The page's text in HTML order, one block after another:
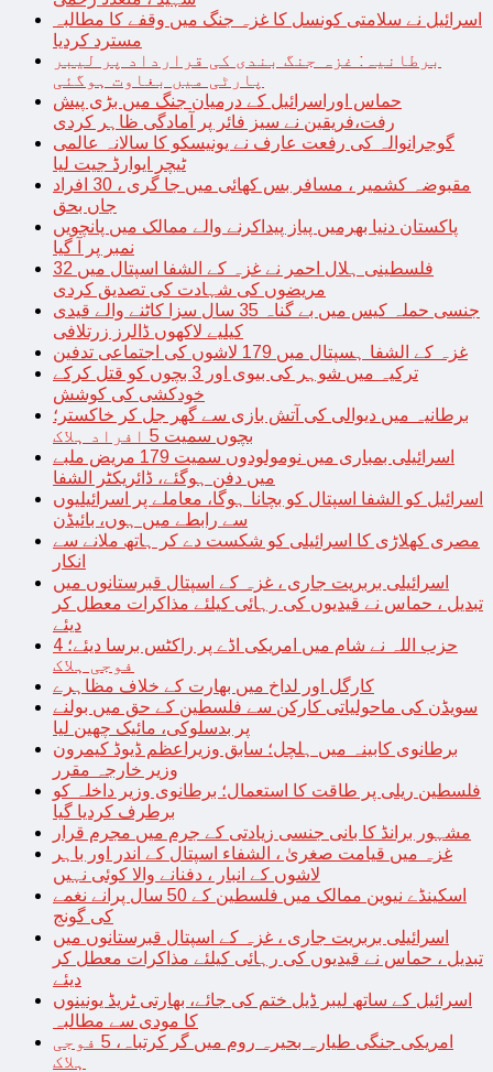
اسرائیل نے سلامتی کونسل کا غزہ جنگ میں وقفے کا مطالبہ
مسترد کردیا
برطانیہ: غزہ جنگ بندی کی قرارداد پر لیبر
پارٹی میں بغاوت ہوگئی
حماس اوراسرائیل کے درمیان جنگ میں بڑی پیش
رفت،فریقین نے سیز فائر پر آمادگی ظاہر کردی
گوجرانوالہ کی رفعت عارف نے یونیسکو کا سالانہ عالمی
ٹیچر ایوارڈ جیت لیا
مقبوضہ کشمیر ، مسافر بس کھائی میں جا گری ، 30 افراد
جاں بحق
پاکستان دنیا بھرمیں پیاز پیداکرنے والے ممالک میں پانچویں
نمبر پر آ گیا
فلسطینی ہلال احمر نے غزہ کے الشفا اسپتال میں 32
مریضوں کی شہادت کی تصدیق کردی
جنسی حملہ کیس میں بے گناہ 35 سال سزا کاٹنے والے قیدی
کیلیے لاکھوں ڈالرز زرتلافی
غزہ کے الشفا ہسپتال میں 179 لاشوں کی اجتماعی تدفین
ترکیہ میں شوہر کی بیوی اور 3 بچوں کو قتل کرکے
خودکشی کی کوشش
برطانیہ میں دیوالی کی آتش بازی سے گھر جل کر خاکستر؛
بچوں سمیت 5 افراد ہلاک
اسرائیلی بمباری میں نومولودوں سمیت 179 مریض ملبے
میں دفن ہوگئے، ڈائریکٹر الشفا
اسرائیل کو الشفا اسپتال کو بچانا ہوگا، معاملے پر اسرائیلیوں
سے رابطے میں ہوں، بائیڈن
مصری کھلاڑی کا اسرائیلی کو شکست دے کر ہاتھ ملانے سے
انکار
اسرائیلی بربریت جاری ، غزہ کے اسپتال قبرستانوں میں
تبدیل ، حماس نے قیدیوں کی رہائی کیلئے مذاکرات معطل کر
دیئے
حزب اللہ نے شام میں امریکی اڈے پر راکٹس برسا دیئے؛ 4
فوجی ہلاک
کارگل اور لداخ میں بھارت کے خلاف مظاہرے
سویڈن کی ماحولیاتی کارکن سے فلسطین کے حق میں بولنے
پر بدسلوکی، مائیک چھین لیا
برطانوی کابینہ میں ہلچل؛ سابق وزیراعظم ڈیوڈ کیمرون
وزیر خارجہ مقرر
فلسطین ریلی پر طاقت کا استعمال؛ برطانوی وزیر داخلہ کو
برطرف کردیا گیا
مشہور برانڈ کا بانی جنسی زیادتی کے جرم میں مجرم قرار
غزہ میں قیامت صغریٰ ، الشفاء اسپتال کے اندر اور باہر
لاشوں کے انبار ، دفنانے والا کوئی نہیں
اسکینڈے نیوین ممالک میں فلسطین کے 50 سال پرانے نغمے
کی گونج
اسرائیلی بربریت جاری ، غزہ کے اسپتال قبرستانوں میں
تبدیل ، حماس نے قیدیوں کی رہائی کیلئے مذاکرات معطل کر
دیئے
اسرائیل کے ساتھ لیبر ڈیل ختم کی جائے، بھارتی ٹریڈ یونینوں
کا مودی سے مطالبہ
امریکی جنگی طیارہ بحیرہ روم میں گر کرتباہ، 5 فوجی
ہلاک